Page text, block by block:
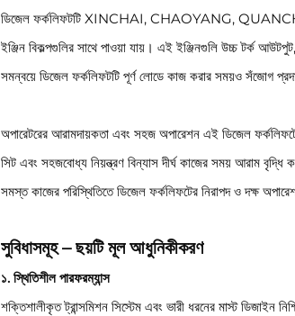
ডিজেল ফর্কলিফটটি XINCHAI, CHAOYANG,
ইঞ্জিন বিকল্পগুলির সাথে পাওয়া যায়। এই ইঞ্জিনগুলি উচ্চ টর্ক
সমন্বয়ে ডিজেল ফর্কলিফটটি পূর্ণ লোডে কাজ করার সময়ও সঁজোগ
অপারেটরের আরামদায়কতা এবং সহজ অপারেশন এই ডিজেল
সিট এবং সহজবোধ্য নিয়ন্ত্রণ বিন্যাস দীর্ঘ কাজের সময় আরাম বৃদ্ধি
সমস্ত কাজের পরিস্থিতিতে ডিজেল ফর্কলিফটের নিরাপদ ও দক্ষ
সুবিধাসমূহ – ছয়টি মূল আধুনিকীকরণ
১. স্থিতিশীল পারফরম্যান্স
শক্তিশালীকৃত ট্রান্সমিশন সিস্টেম এবং ভারী ধরনের মাস্ট ডিজাইন